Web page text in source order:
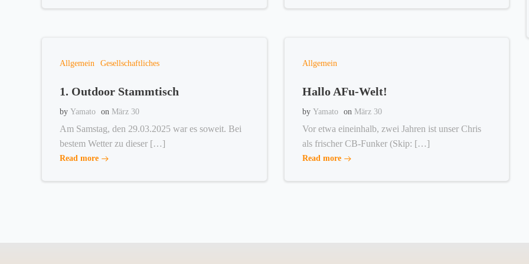
Allgemein Gesellschaftliches
1. Outdoor Stammtisch
by Yamato on März 30
Am Samstag, den 29.03.2025 war es soweit. Bei
bestem Wetter zu dieser […]
Read more
Allgemein
Hallo AFu-Welt!
by Yamato on März 30
Vor etwa eineinhalb, zwei Jahren ist unser Chris
als frischer CB-Funker (Skip: […]
Read more